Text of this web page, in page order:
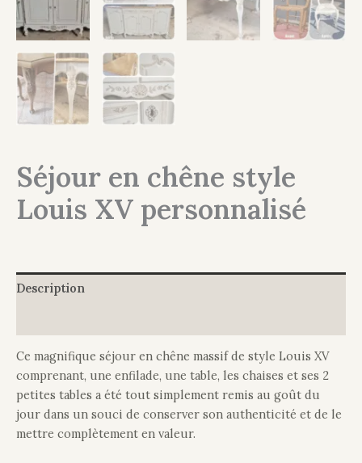
Séjour en chêne style
Louis XV personnalisé
Description
Ce magnifique séjour en chêne massif de style Louis XV
comprenant, une enfilade, une table, les chaises et ses 2
petites tables a été tout simplement remis au goût du
jour dans un souci de conserver son authenticité et de le
mettre complètement en valeur.